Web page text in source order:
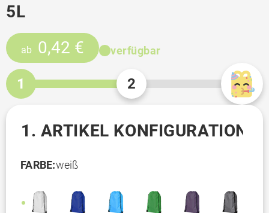
5L
ab 0,42 € verfügbar
1 2
1. ARTIKEL KONFIGURATION
FARBE:weiß